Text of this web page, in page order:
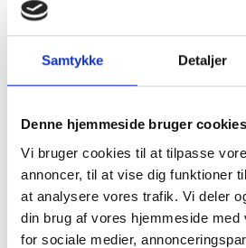
Samtykke Detaljer
Denne hjemmeside bruger cookies
Vi bruger cookies til at tilpasse
annoncer, til at vise dig funktioner
at analysere vores trafik. Vi deler
din brug af vores hjemmeside med
for sociale medier,
- Rengøring
-
- Adskillelse af
- Kontrol af
- Udskiftning af knive og
- Funktionstest i
- Opbevaring af maskinen
- Løbende opladning af
- Tillæg v/AWD-modeller